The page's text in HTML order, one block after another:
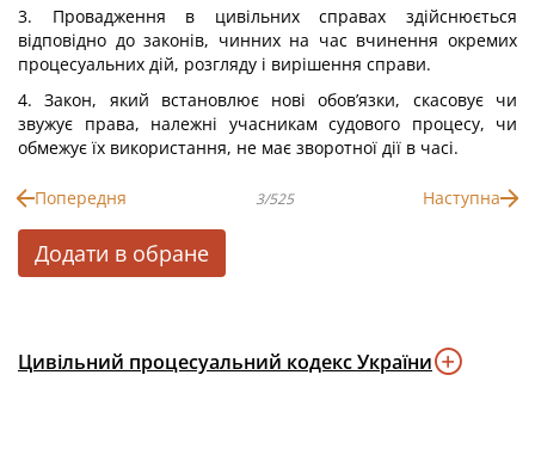
3. Провадження в цивільних справах здійснюється
відповідно до законів, чинних на час вчинення окремих
процесуальних дій, розгляду і вирішення справи.
4. Закон, який встановлює нові обов’язки, скасовує чи
звужує права, належні учасникам судового процесу, чи
обмежує їх використання, не має зворотної дії в часі.
Попередня 3/525 Наступна
Додати в обране
Цивільний процесуальний кодекс України